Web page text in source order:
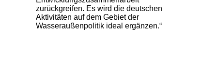
zurückgreifen. Es wird die deutschen
Aktivitäten auf dem Gebiet der
Wasseraußenpolitik ideal ergänzen.“